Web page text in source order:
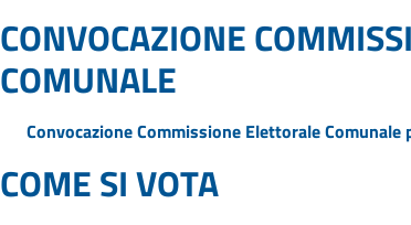
CONVOCAZIONE
COMUNALE
Convocazione Commissione Elettorale
COME SI VOTA